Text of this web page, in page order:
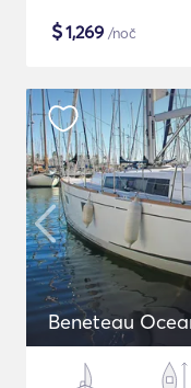
$1,269 /noč
Beneteau